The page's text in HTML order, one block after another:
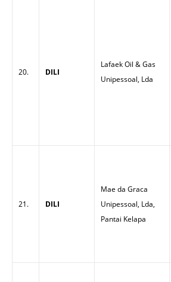
20. DILI
Lafaek Oil & Gas
Unipessoal, Lda
21. DILI
Mae da Graca
Unipessoal, Lda,
Pantai Kelapa